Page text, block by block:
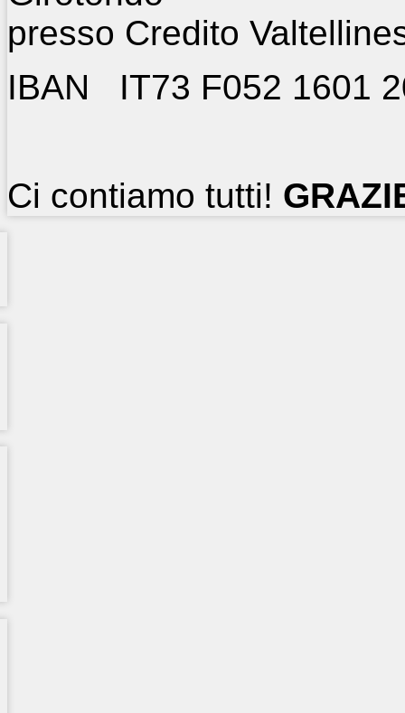
presso Credito
IBAN IT73 F052 1601
Ci contiamo tutti!